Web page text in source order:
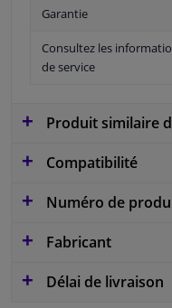
Garantie
Consultez les
de service
Produit similaire
Compatibilité
Numéro de
Fabricant
Délai de livraison